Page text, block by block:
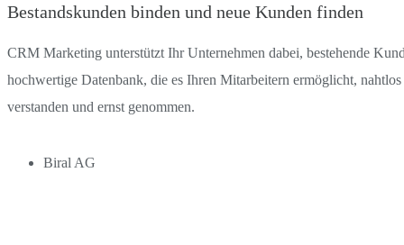
Bestandskunden binden und neue Kunden finden
CRM Marketing unterstützt Ihr Unternehmen dabei, bestehende
hochwertige Datenbank, die es Ihren Mitarbeitern ermöglicht,
verstanden und ernst genommen.
Biral AG